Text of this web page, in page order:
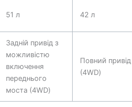
51 л 42 л
Задній привід з
можливістю
включення
переднього
моста (4WD)
Повний привід
(4WD)